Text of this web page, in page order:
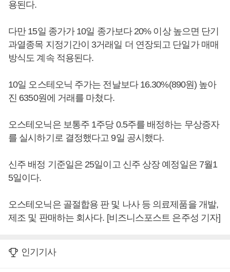
용된다.
다만 15일 종가가 10일 종가보다 20% 이상 높으면 단기
과열종목 지정기간이 3거래일 더 연장되고 단일가 매매
방식도 계속 적용된다.
10일 오스테오닉 주가는 전날보다 16.30%(890원) 높아
진 6350원에 거래를 마쳤다.
오스테오닉은 보통주 1주당 0.5주를 배정하는 무상증자
를 실시하기로 결정했다고 9일 공시했다.
신주 배정 기준일은 25일이고 신주 상장 예정일은 7월1
5일이다.
오스테오닉은 골절합용 판 및 나사 등 의료제품을 개발,
제조 및 판매하는 회사다. [비즈니스포스트 은주성 기자]
인기기사